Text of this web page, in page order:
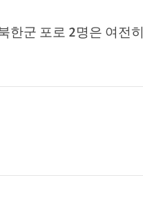
한군 포로 2명은 여전히